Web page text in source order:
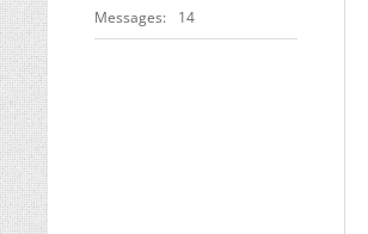
Messages 14